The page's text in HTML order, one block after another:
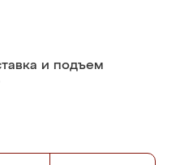
и подъем